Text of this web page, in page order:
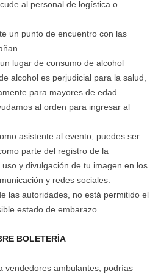
al personal de logística o
un punto de encuentro con las
lugar de consumo de alcohol
alcohol es perjudicial para la salud,
para mayores de edad.
al orden para ingresar al
asistente al evento, puedes ser
parte del registro de la
y divulgación de tu imagen en los
y redes sociales.
las autoridades, no está permitido el
estado de embarazo.
BOLETERÍA
vendedores ambulantes, podrías